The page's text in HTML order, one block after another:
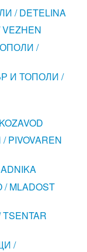
/ DETELINA
/
И ТОПОЛИ /
/